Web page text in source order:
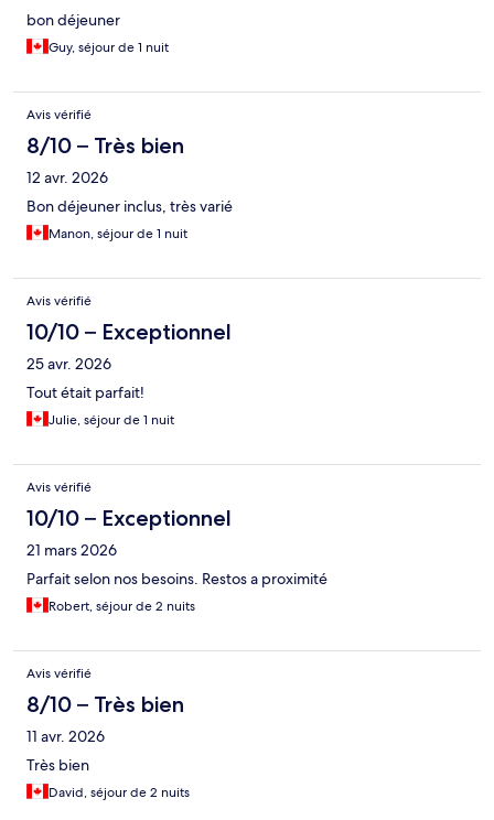
bon déjeuner
Guy, séjour de 1 nuit
Avis vérifié
8/10 – Très bien
12 avr. 2026
Bon déjeuner inclus, très varié
Manon, séjour de 1 nuit
Avis vérifié
10/10 – Exceptionnel
25 avr. 2026
Tout était parfait!
Julie, séjour de 1 nuit
Avis vérifié
10/10 – Exceptionnel
21 mars 2026
Parfait selon nos besoins. Restos a proximité
Robert, séjour de 2 nuits
Avis vérifié
8/10 – Très bien
11 avr. 2026
Très bien
David, séjour de 2 nuits